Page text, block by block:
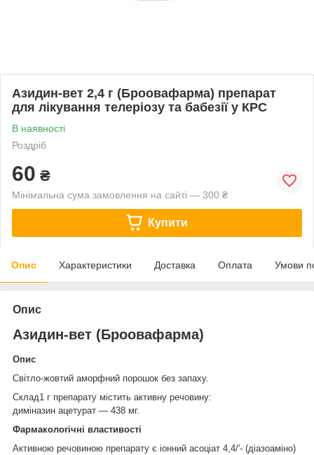
Азидин-вет 2,4 г (Броовафарма) препарат
для лікування телеріозу та бабезії у КРС
В наявності
Роздріб
60 ₴
Мінімальна сума замовлення на сайті — 300 ₴
Купити
Опис Характеристики Доставка Оплата Умови
Опис
Азидин-вет (Броовафарма)
Опис
Світло-жовтий аморфний порошок без запаху.
Склад1 г препарату містить активну речовину:
диміназин ацетурат — 438 мг.
Фармакологічні властивості
Активною речовиною препарату є іонний асоціат 4,4/'- (діазоаміно)